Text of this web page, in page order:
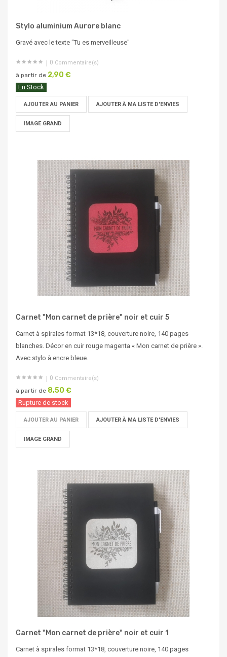
Stylo aluminium Aurore blanc
Gravé avec le texte "Tu es merveilleuse"
0 Commentaire(s)
à partir de 2,90 €
En Stock
AJOUTER AU PANIER AJOUTER À MA LISTE D'ENVIES
IMAGE GRAND
Carnet "Mon carnet de prière" noir et cuir 5
Carnet à spirales format 13*18, couverture noire, 140 pages
blanches. Décor en cuir rouge magenta « Mon carnet de prière ».
Avec stylo à encre bleue.
0 Commentaire(s)
à partir de 8,50 €
Rupture de stock
AJOUTER AU PANIER AJOUTER À MA LISTE D'ENVIES
IMAGE GRAND
Carnet "Mon carnet de prière" noir et cuir 1
Carnet à spirales format 13*18, couverture noire, 140 pages